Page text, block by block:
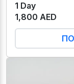
1 Day
1,800 AED